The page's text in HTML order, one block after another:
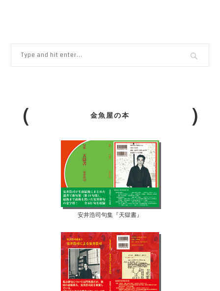
金魚屋の本
安井浩司句集『天獄書』